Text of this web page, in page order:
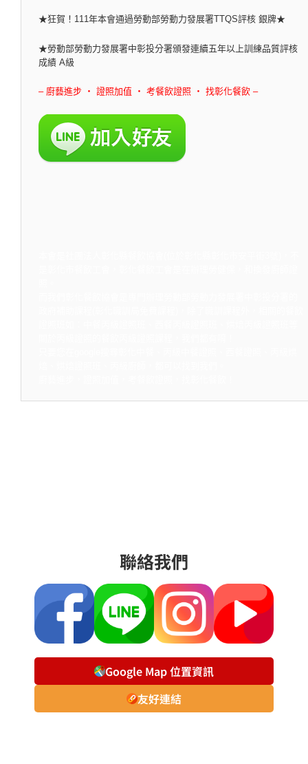
★狂賀！111年本會通過勞動部勞動力發展署TTQS評核 銀牌★
★勞動部勞動力發展署中彰投分署頒發連續五年以上訓練品質評核
成績 A級
– 廚藝進步 ‧ 證照加值 ‧ 考餐飲證照 ‧ 找彰化餐飲 –
聯絡我們
Google Map 位置資訊
友好連結